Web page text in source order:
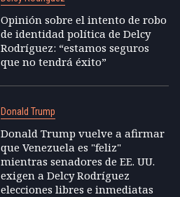
Opinión sobre el intento de robo
de identidad política de Delcy
Rodríguez: “estamos seguros
que no tendrá éxito”
Donald Trump
Donald Trump vuelve a afirmar
que Venezuela es "feliz"
mientras senadores de EE. UU.
exigen a Delcy Rodríguez
elecciones libres e inmediatas